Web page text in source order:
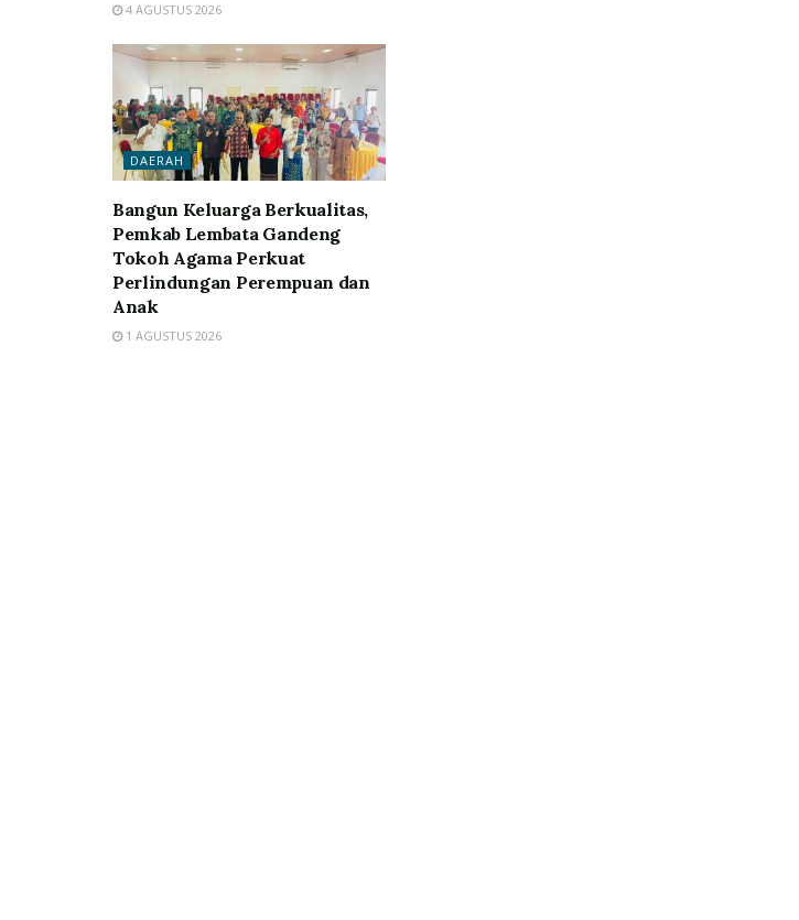
4 AGUSTUS 2026
DAERAH
Bangun Keluarga Berkualitas,
Pemkab Lembata Gandeng
Tokoh Agama Perkuat
Perlindungan Perempuan dan
Anak
1 AGUSTUS 2026